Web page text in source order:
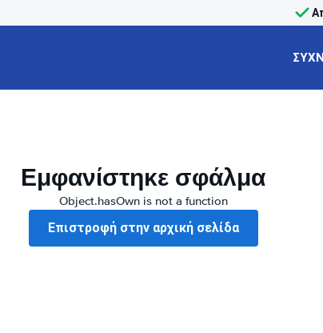
Εμφανίστηκε σφάλμα
Object.hasOwn is not a function
Επιστροφή στην αρχική σελίδα